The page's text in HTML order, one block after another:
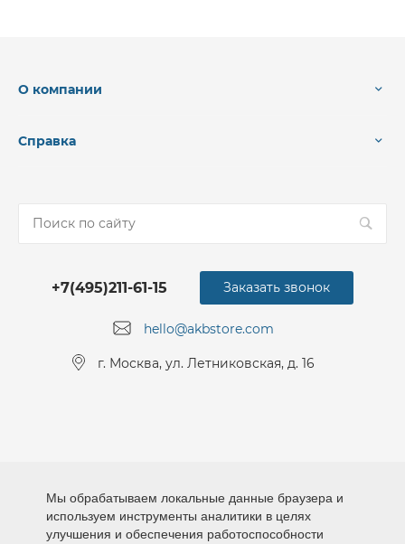
О компании
Справка
+7(495)211-61-15
hello@akbstore.com
Заказать звонок
г. Москва, ул. Летниковская, д. 16
Мы обрабатываем локальные данные браузера и
используем инструменты аналитики в целях
улучшения и обеспечения работоспособности